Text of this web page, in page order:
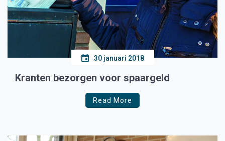
30 januari 2018
Kranten bezorgen voor spaargeld
Read More